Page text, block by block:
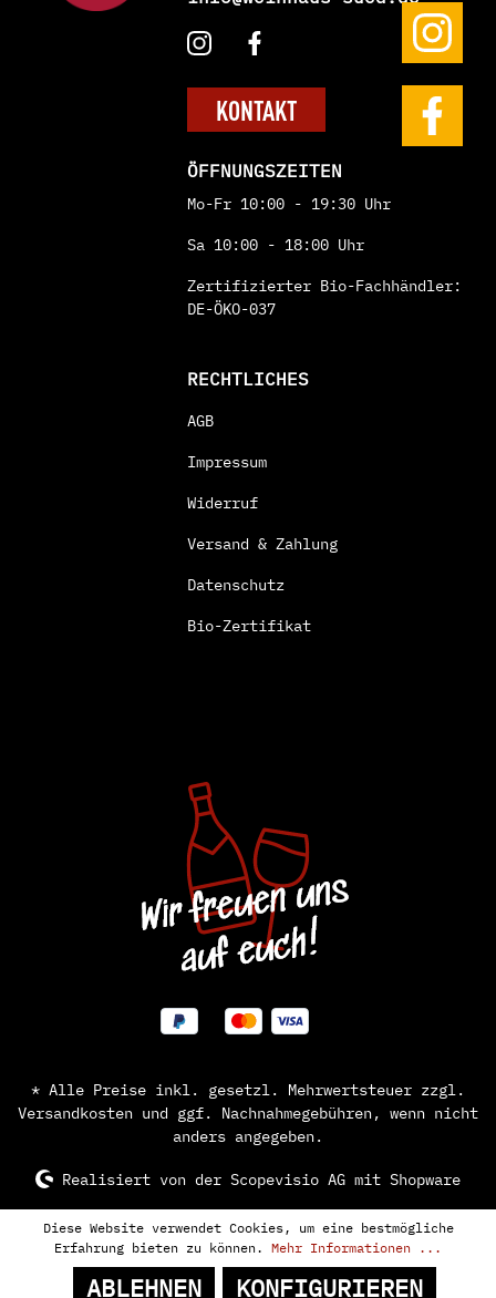
KONTAKT
ÖFFNUNGSZEITEN
Mo-Fr 10:00 - 19:30 Uhr
Sa 10:00 - 18:00 Uhr
Zertifizierter Bio-Fachhändler:
DE-ÖKO-037
RECHTLICHES
AGB
Impressum
Widerruf
Versand & Zahlung
Datenschutz
Bio-Zertifikat
* Alle Preise inkl. gesetzl. Mehrwertsteuer zzgl.
Versandkosten und ggf. Nachnahmegebühren, wenn nicht
anders angegeben.
Realisiert von derScopevisio AG mit Shopware
Diese Website verwendet Cookies, um eine bestmögliche
Erfahrung bieten zu können. Mehr Informationen ...
ABLEHNEN KONFIGURIEREN